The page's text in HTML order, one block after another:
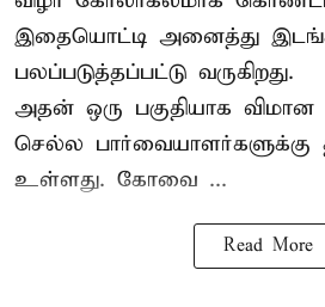
இதையொட்டி அனைத்து
பலப்படுத்தப்பட்டு வருகிறது.
அதன் ஒரு பகுதியாக
செல்ல பார்வையாளர்களுக்கு
உள்ளது. கோவை ...
Read More